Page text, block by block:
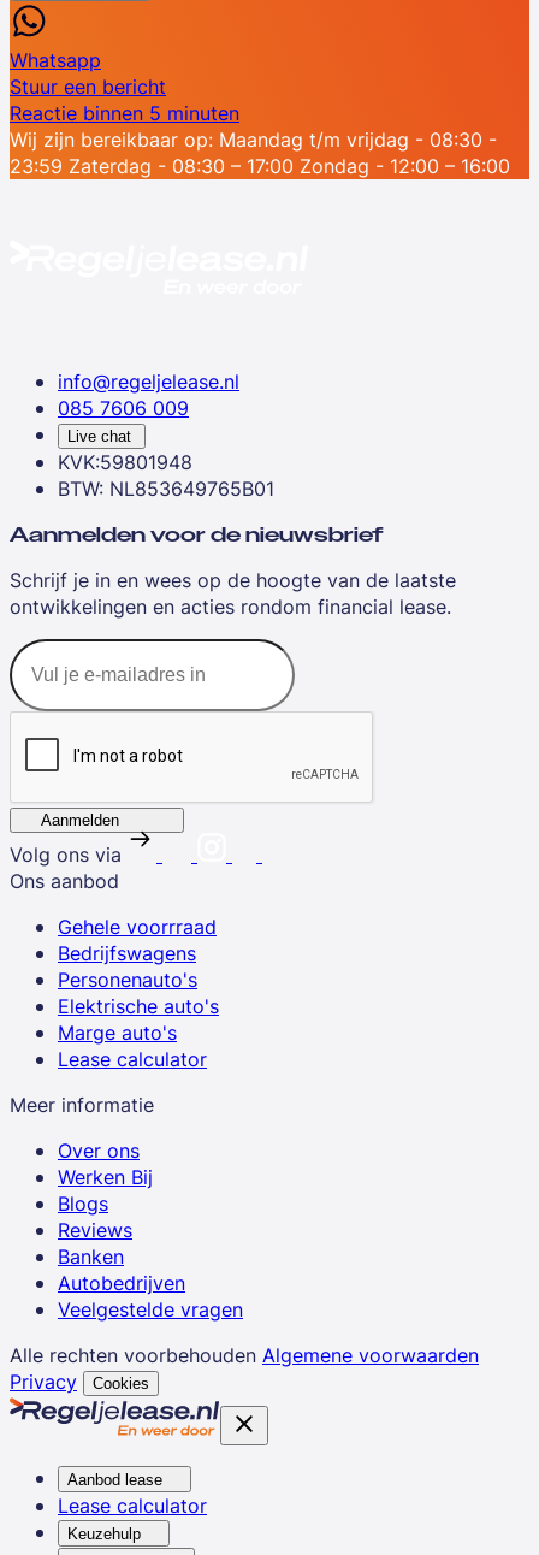
Whatsapp
Stuur een bericht
Reactie binnen 5 minuten
Wij zijn bereikbaar op: Maandag t/m vrijdag - 08:30 -
23:59 Zaterdag - 08:30 – 17:00 Zondag - 12:00 – 16:00
info@regeljelease.nl
085 7606 009
Live chat
KVK:59801948
BTW: NL853649765B01
Aanmelden voor de nieuwsbrief
Schrijf je in en wees op de hoogte van de laatste
ontwikkelingen en acties rondom financial lease.
Aanmelden
Volg ons via
Ons aanbod
Gehele voorrraad
Bedrijfswagens
Personenauto's
Elektrische auto's
Marge auto's
Lease calculator
Meer informatie
Over ons
Werken Bij
Blogs
Reviews
Banken
Autobedrijven
Veelgestelde vragen
Alle rechten voorbehouden Algemene voorwaarden
Privacy
Cookies
Aanbod lease
Lease calculator
Keuzehulp